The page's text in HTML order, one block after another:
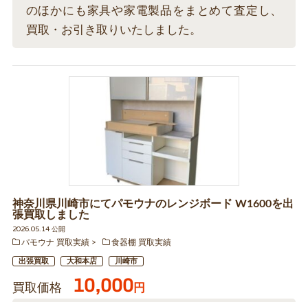
のほかにも家具や家電製品をまとめて査定し、
買取・お引き取りいたしました。
神奈川県川崎市にてパモウナのレンジボード W1600を出
張買取しました
2026.05.14 公開
パモウナ 買取実績
食器棚 買取実績
出張買取 大和本店 川崎市
買取価格 10,000円